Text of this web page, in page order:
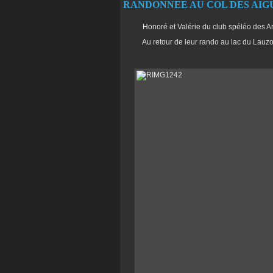
RANDONNEE AU COL DES
Honoré et Valérie du club spéléo des
Au retour de leur rando au lac du